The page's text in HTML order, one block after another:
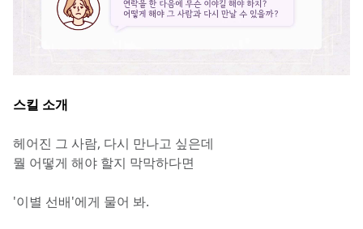
스킬 소개
헤어진 그 사람, 다시 만나고 싶은데
뭘 어떻게 해야 할지 막막하다면
'이별 선배'에게 물어 봐.